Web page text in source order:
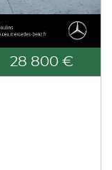
28 800 €